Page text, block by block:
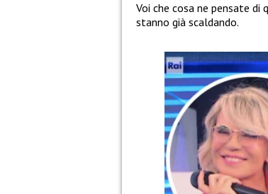
Voi che cosa ne pensate
stanno già scaldando.